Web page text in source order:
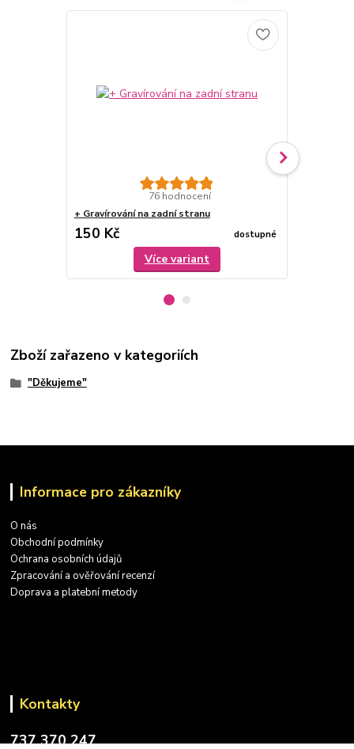
76 hodnocení
+ Gravírování na zadní stranu
150 Kč dostupné
Více variant
Zboží zařazeno v kategoriích
"Děkujeme"
Informace pro zákazníky
O nás
Obchodní podmínky
Ochrana osobních údajů
Zpracování a ověřování recenzí
Doprava a platební metody
Kontakty
737 370 247